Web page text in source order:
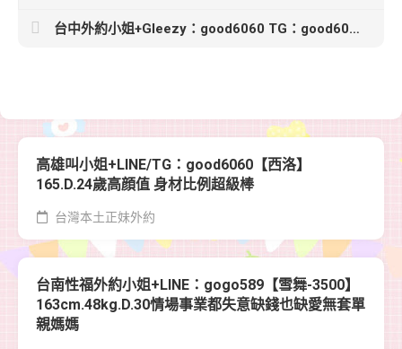
台中外約小姐+Gleezy：good6060 TG：good6060【燕玲】164cm 47kg D- 24歲
高雄叫小姐+LINE/TG：good6060【西洛】
165.D.24歲高顔值 身材比例超級棒
台灣本土正妹外約
台南性福外約小姐+LINE：gogo589【雪舞-3500】
163cm.48kg.D.30情場事業都失意缺錢也缺愛無套單
親媽媽